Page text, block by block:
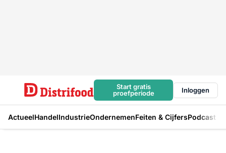
Start gratis
proefperiode
Inloggen
ActueelHandelIndustrieOndernemenFeiten & CijfersPodcast